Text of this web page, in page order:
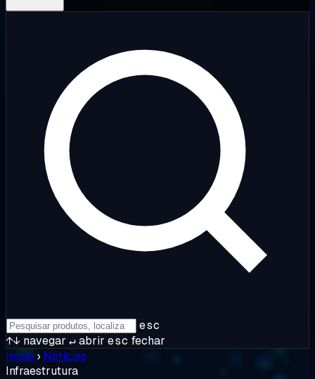
esc
↑↓ navegar ↵abrir esc fechar
Início › Notícias
Infraestrutura